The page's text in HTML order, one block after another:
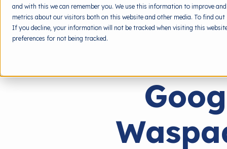
and with this we can remember you. We use this information to improve
metrics about our visitors both on this website and other media. To find
If you decline, your information will not be tracked when visiting this
preferences for not being tracked.